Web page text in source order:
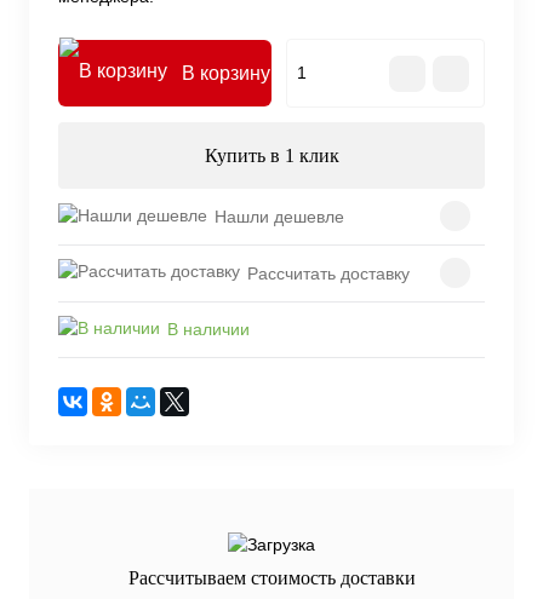
В корзину
Купить в 1 клик
Нашли дешевле
Рассчитать доставку
В наличии
Рассчитываем стоимость доставки